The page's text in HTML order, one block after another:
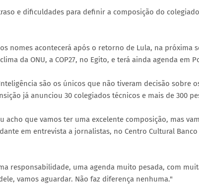
e dificuldades para definir a composição do
nomes acontecerá após o retorno de Lula, na próxima
da ONU, a COP27, no Egito, e terá ainda agenda em
são os únicos que não tiveram decisão sobre
já anunciou 30 colegiados técnicos e mais de 300
acho que vamos ter uma excelente composição, mas
em entrevista a jornalistas, no Centro Cultural
responsabilidade, uma agenda muito pesada, com
vamos aguardar. Não faz diferença nenhuma."